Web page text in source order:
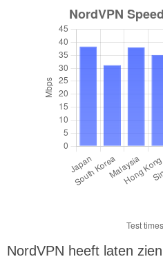
NordVPN heeft laten